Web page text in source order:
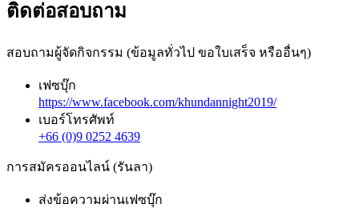
ติดต่อสอบถาม
สอบถามผู้จัดกิจกรรม (ข้อมูลทั่วไป ขอใบเสร็จ หรืออื่นๆ)
เฟซบุ๊ก
https://www.facebook.com/khundannight2019/
เบอร์โทรศัพท์
+66 (0)9 0252 4639
การสมัครออนไลน์ (รันลา)
ส่งข้อความผ่านเฟซบุ๊ก